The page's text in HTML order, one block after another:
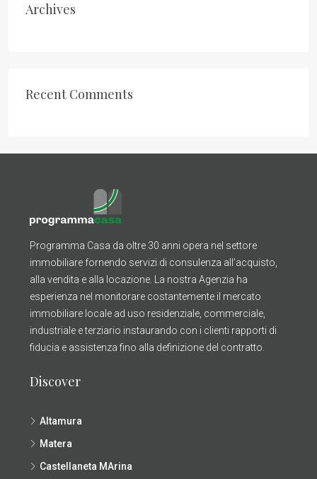
Archives
Recent Comments
Programma Casa da oltre 30 anni opera nel settore
immobiliare fornendo servizi di consulenza all’acquisto,
alla vendita e alla locazione. La nostra Agenzia ha
esperienza nel monitorare costantemente il mercato
immobiliare locale ad uso residenziale, commerciale,
industriale e terziario instaurando con i clienti rapporti di
fiducia e assistenza fino alla definizione del contratto.
Discover
Altamura
Matera
Castellaneta MArina